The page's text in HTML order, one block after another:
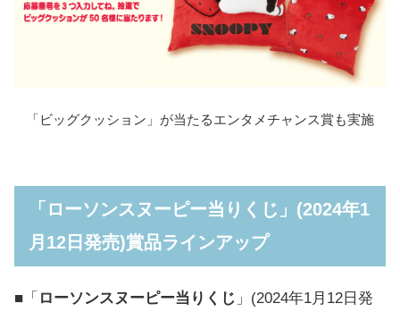
「ビッグクッション」が当たるエンタメチャンス賞も実施
「ローソンスヌーピー当りくじ」(2024年1
月12日発売)賞品ラインアップ
■「 ローソンスヌーピー当りくじ 」(2024年1月12日発